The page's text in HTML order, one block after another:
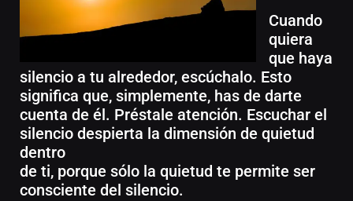
Cuando
quiera
que haya
silencio a tu alrededor, escúchalo. Esto
significa que, simplemente, has de darte
cuenta de él. Préstale atención. Escuchar el
silencio despierta la dimensión de quietud
dentro
de ti, porque sólo la quietud te permite ser
consciente del silencio.